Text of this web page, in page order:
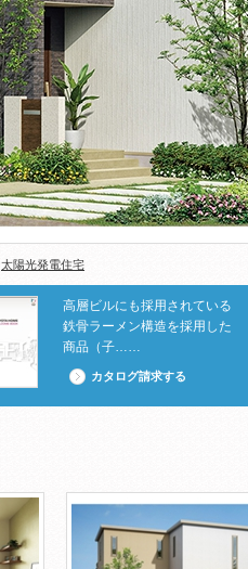
太陽光発電住宅
高層ビルにも採用されている
鉄骨ラーメン構造を採用した
商品（子……
カタログ請求する